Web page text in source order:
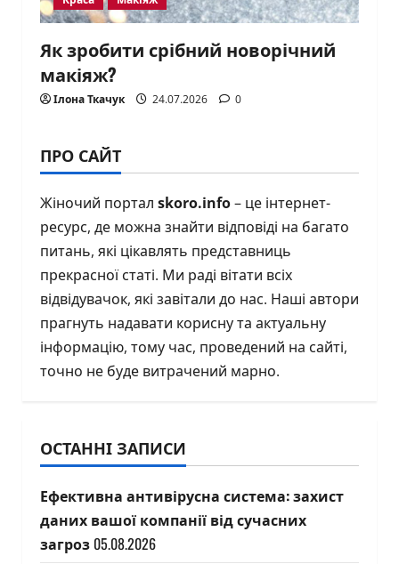
Як зробити срібний новорічний
макіяж?
Ілона Ткачук 24.07.2026 0
ПРО САЙТ
Жіночий портал skoro.info– це інтернет-
ресурс, де можна знайти відповіді на багато
питань, які цікавлять представниць
прекрасної статі. Ми раді вітати всіх
відвідувачок, які завітали до нас. Наші автори
прагнуть надавати корисну та актуальну
інформацію, тому час, проведений на сайті,
точно не буде витрачений марно.
ОСТАННІ ЗАПИСИ
Ефективна антивірусна система: захист
даних вашої компанії від сучасних
загроз 05.08.2026